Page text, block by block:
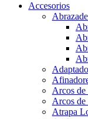
Accesorios
Arcos
Arcos
Atrapa